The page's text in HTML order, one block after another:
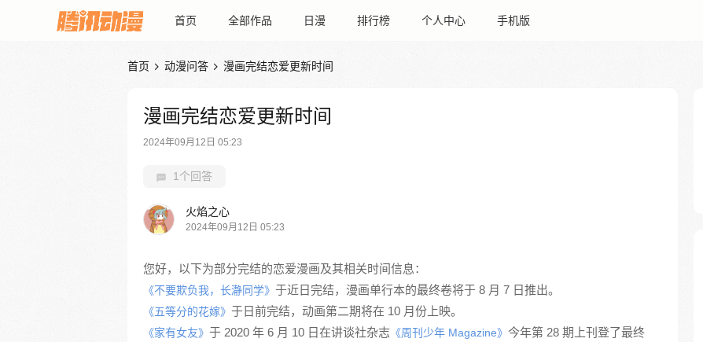
首页 全部作品 日漫 排行榜 个人中心 手机版
首页  动漫问答  漫画完结恋爱更新时间
漫画完结恋爱更新时间
2024年09月12日 05:23
1个回答
火焰之心
2024年09月12日 05:23
《不要欺负我，长瀞同学》
《五等分的花嫁》
《家有女友》 于 2020 年 6 月 10 日在讲谈社杂志 《周刊少年 Magazine》 今年第 28 期上刊登了最终